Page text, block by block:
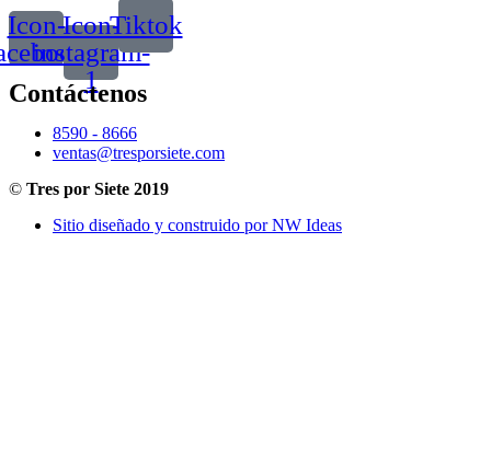
Icon-Icon-
instagram-
1
Tiktok
Contáctenos
8590 - 8666
ventas@tresporsiete.com
© Tres por Siete 2019
Sitio diseñado y construido por NW Ideas